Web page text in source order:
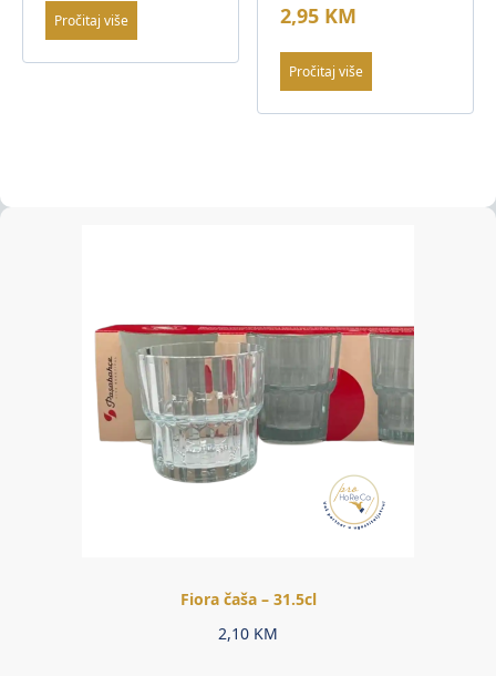
Pročitaj više 2,95 KM
Pročitaj više
Fiora čaša – 31.5cl
2,10 KM